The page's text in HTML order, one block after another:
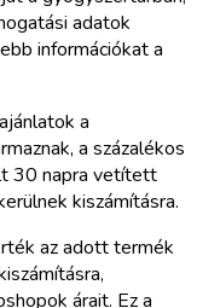
adatok
információkat a
a
a százalékos
30 napra vetített
kiszámításra.
az adott termék
árait. Ez a